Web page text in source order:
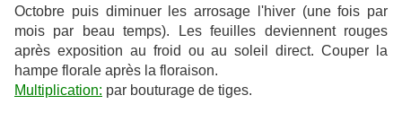
Octobre puis diminuer les arrosage l'hiver (une fois par
mois par beau temps). Les feuilles deviennent rouges
après exposition au froid ou au soleil direct. Couper la
hampe florale après la floraison.
Multiplication: par bouturage de tiges.